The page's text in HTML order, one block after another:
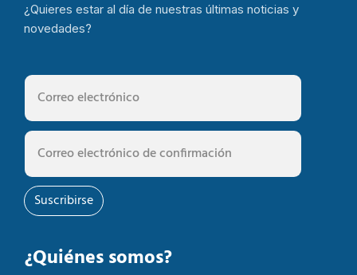
¿Quieres estar al día de nuestras últimas noticias y
novedades?
Suscribirse
¿Quiénes somos?